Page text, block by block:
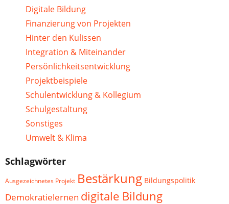
Digitale Bildung
Finanzierung von Projekten
Hinter den Kulissen
Integration & Miteinander
Persönlichkeitsentwicklung
Projektbeispiele
Schulentwicklung & Kollegium
Schulgestaltung
Sonstiges
Umwelt & Klima
Schlagwörter
Ausgezeichnetes Projekt Bestärkung Bildungspolitik
Demokratielernen digitale Bildung